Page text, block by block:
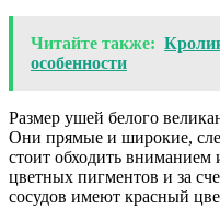
Читайте также:
особенности
Размер ушей белого
Они прямые и широкие,
стоит обходить вниманием
цветных пигментов и за
сосудов имеют красный